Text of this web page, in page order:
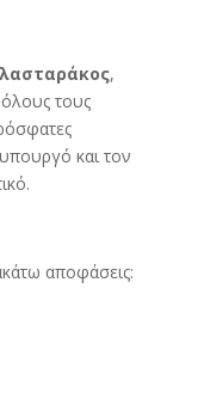
,
τους
και τον
αποφάσεις: